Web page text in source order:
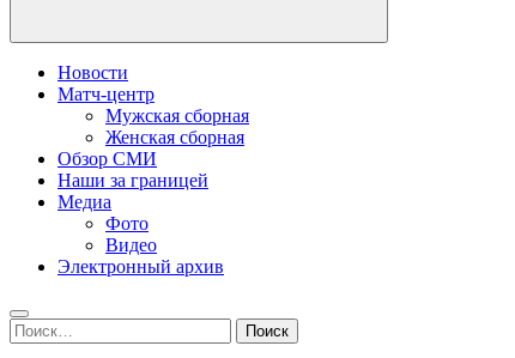
Новости
Матч-центр
Мужская сборная
Женская сборная
Обзор СМИ
Наши за границей
Медиа
Фото
Видео
Электронный архив
Найти: